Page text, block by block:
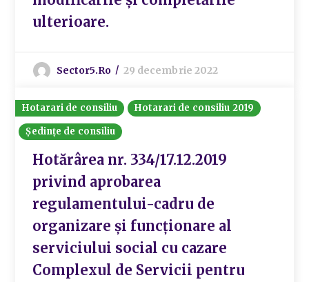
ulterioare.
Sector5.ro 29 decembrie 2022
Hotarari de consiliu
Hotarari de consiliu 2019
Ședințe de consiliu
Hotărârea nr. 334/17.12.2019
privind aprobarea
regulamentului-cadru de
organizare și funcționare al
serviciului social cu cazare
Complexul de Servicii pentru